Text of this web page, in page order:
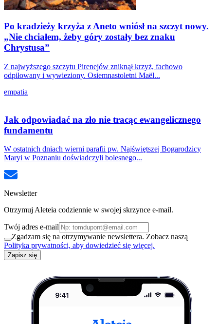
Po kradzieży krzyża z Aneto wniósł na szczyt nowy.
„Nie chciałem, żeby góry zostały bez znaku
Chrystusa”
Z najwyższego szczytu Pirenejów zniknął krzyż, fachowo
odpiłowany i wywieziony. Osiemnastoletni Maël...
empatia
Jak odpowiadać na zło nie tracąc ewangelicznego
fundamentu
W ostatnich dniach wierni parafii pw. Najświętszej Bogarodzicy
Maryi w Poznaniu doświadczyli bolesnego...
Newsletter
Otrzymuj Aleteia codziennie w swojej skrzynce e-mail.
Twój adres e-mail
Zgadzam się na otrzymywanie newslettera. Zobacz naszą
Polityka prywatności, aby dowiedzieć się więcej.
Zapisz się